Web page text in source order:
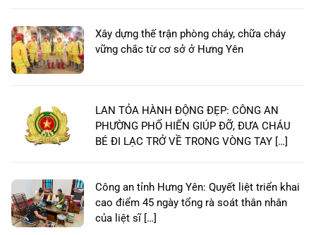
Xây dựng thế trận phòng cháy, chữa cháy
vững chắc từ cơ sở ở Hưng Yên
LAN TỎA HÀNH ĐỘNG ĐẸP: CÔNG AN
PHƯỜNG PHỐ HIẾN GIÚP ĐỠ, ĐƯA CHÁU
BÉ ĐI LẠC TRỞ VỀ TRONG VÒNG TAY […]
Công an tỉnh Hưng Yên: Quyết liệt triển khai
cao điểm 45 ngày tổng rà soát thân nhân
của liệt sĩ […]